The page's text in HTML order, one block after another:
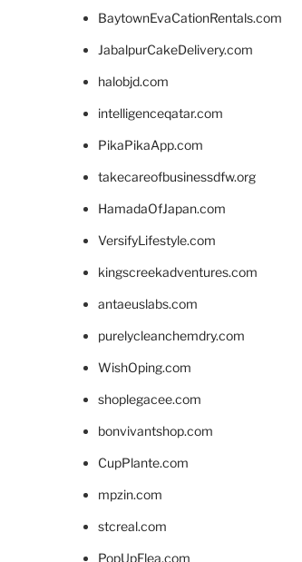
BaytownEvaCationRentals.com
JabalpurCakeDelivery.com
halobjd.com
intelligenceqatar.com
PikaPikaApp.com
takecareofbusinessdfw.org
HamadaOfJapan.com
VersifyLifestyle.com
kingscreekadventures.com
antaeuslabs.com
purelycleanchemdry.com
WishOping.com
shoplegacee.com
bonvivantshop.com
CupPlante.com
mpzin.com
stcreal.com
PopUpFlea.com